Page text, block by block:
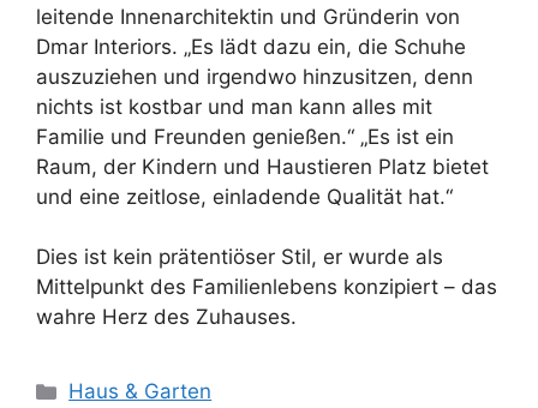
leitende Innenarchitektin und Gründerin von
Dmar Interiors. „Es lädt dazu ein, die Schuhe
auszuziehen und irgendwo hinzusitzen, denn
nichts ist kostbar und man kann alles mit
Familie und Freunden genießen.“ „Es ist ein
Raum, der Kindern und Haustieren Platz bietet
und eine zeitlose, einladende Qualität hat.“
Dies ist kein prätentiöser Stil, er wurde als
Mittelpunkt des Familienlebens konzipiert – das
wahre Herz des Zuhauses.
Kategorien
Haus & Garten